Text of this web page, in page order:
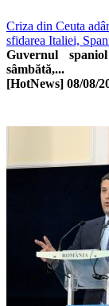
Criza din Ceuta
sfidarea Italiei,
Guvernul
sâmbătă,...
[HotNews] 08/08/